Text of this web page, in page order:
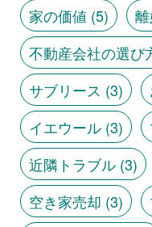
家の価値 (5)
不動産会社の選び
サブリース (3)
イエウール(3)
近隣トラブル(3)
空き家売却 (3)